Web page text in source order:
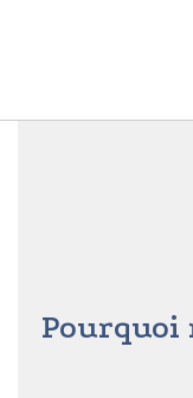
Pourquoi